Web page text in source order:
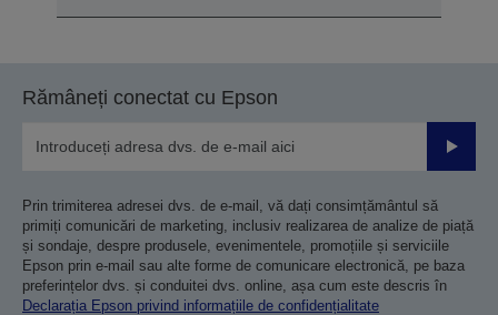
Rămâneți conectat cu Epson
Prin trimiterea adresei dvs. de e-mail, vă dați consimțământul să
primiți comunicări de marketing, inclusiv realizarea de analize de piață
și sondaje, despre produsele, evenimentele, promoțiile și serviciile
Epson prin e-mail sau alte forme de comunicare electronică, pe baza
preferințelor dvs. și conduitei dvs. online, așa cum este descris în
Declarația Epson privind informațiile de confidențialitate